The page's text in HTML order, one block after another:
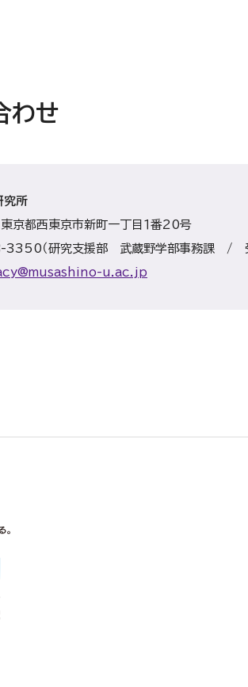
わせ
究所
都西東京市新町一丁目１番20号
（研究支援部 武蔵野学部事務課 / 受
u.ac.jp